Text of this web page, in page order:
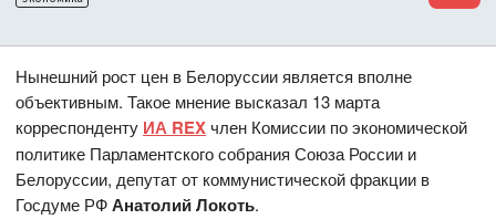
Нынешний рост цен в Белоруссии является вполне
объективным. Такое мнение высказал 13 марта
корреспонденту ИА REXчлен Комиссии по экономической
политике Парламентского собрания Союза России и
Белоруссии, депутат от коммунистической фракции в
Госдуме РФАнатолий Локоть.